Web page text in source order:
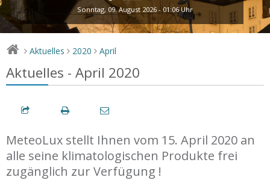
Sonntag, 09. August 2026 - 01:06 Uhr
> Aktuelles > 2020 > April
Aktuelles - April 2020
MeteoLux stellt Ihnen vom 15. April 2020 an
alle seine klimatologischen Produkte frei
zugänglich zur Verfügung !